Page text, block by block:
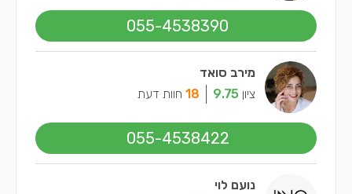
055-4538390
מירב סואד
ציון 9.75
18 חוות דעת
055-4538422
נועם לוי